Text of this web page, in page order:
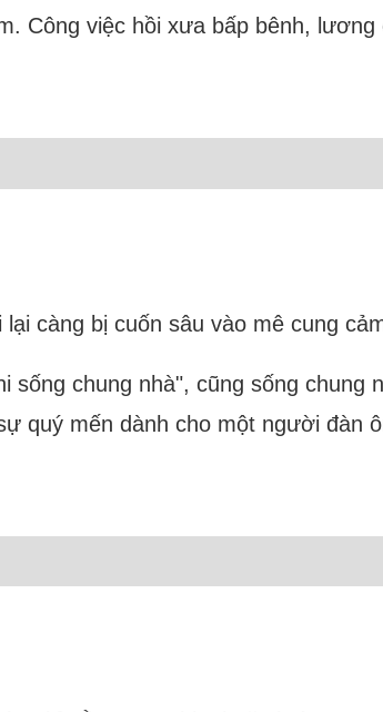
Công việc hồi xưa bấp bênh, lương
càng bị cuốn sâu vào mê cung
chung nhà", cũng sống chung
quý mến dành cho một người đàn